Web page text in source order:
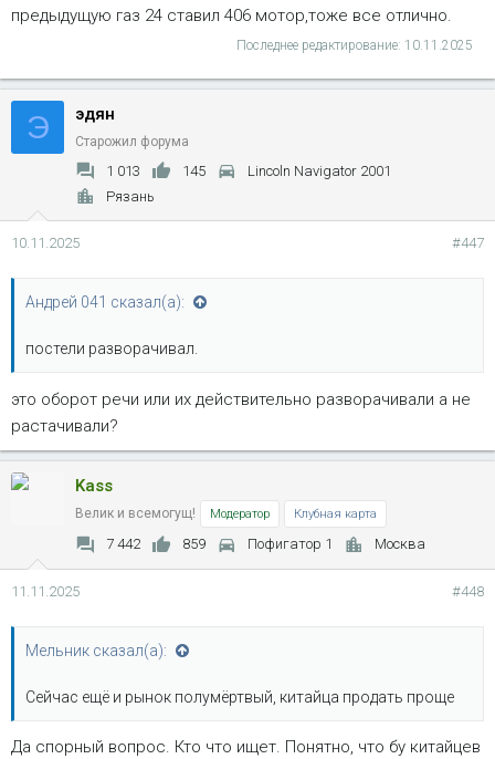
предыдущую газ 24 ставил 406 мотор,тоже все отлично.
Последнее редактирование: 10.11.2025
Э эдян
Старожил форума
1 013 145
Lincoln Navigator 2001
Рязань
10.11.2025 #447
Андрей 041 сказал(а):
постели разворачивал.
это оборот речи или их действительно разворачивали а не
растачивали?
Kass
Велик и всемогущ! Модератор Клубная карта
7 442 859 Пофигатор 1 Москва
11.11.2025 #448
Мельник сказал(а):
Сейчас ещё и рынок полумёртвый, китайца продать проще
Да спорный вопрос. Кто что ищет. Понятно, что бу китайцев